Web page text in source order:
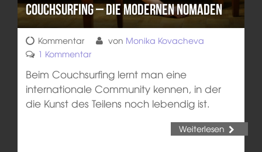
Couchsurfing – Die modernen Nomaden
Kommentar von Monika Kovacheva
1 Kommentar
Beim Couchsurfing lernt man eine
internationale Community kennen, in der
die Kunst des Teilens noch lebendig ist.
Weiterlesen